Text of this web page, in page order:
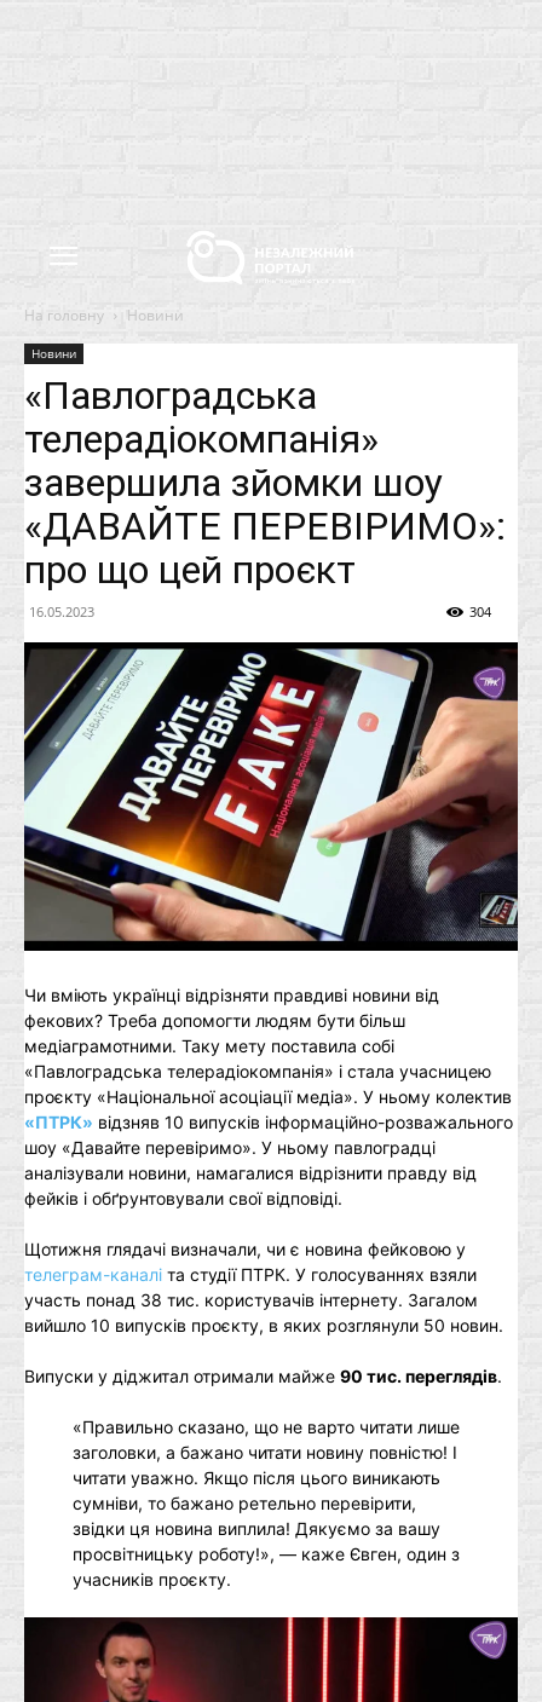
На головну Новини
Новини
«Павлоградська
телерадіокомпанія»
завершила зйомки шоу
«ДАВАЙТЕ ПЕРЕВІРИМО»:
про що цей проєкт
16.05.2023 304
Чи вміють українці відрізняти правдиві новини від
фекових? Треба допомогти людям бути більш
медіаграмотними. Таку мету поставила собі
«Павлоградська телерадіокомпанія» і стала учасницею
проєкту «Національної асоціації медіа». У ньому колектив
«ПТРК» відзняв 10 випусків інформаційно-розважального
шоу «Давайте перевіримо». У ньому павлоградці
аналізували новини, намагалися відрізнити правду від
фейків і обґрунтовували свої відповіді.
Щотижня глядачі визначали, чи є новина фейковою у
телеграм-каналі та студії ПТРК. У голосуваннях взяли
участь понад 38 тис. користувачів інтернету. Загалом
вийшло 10 випусків проєкту, в яких розглянули 50 новин.
Випуски у діджитал отримали майже 90 тис. переглядів.
«Правильно сказано, що не варто читати лише
заголовки, а бажано читати новину повністю! І
читати уважно. Якщо після цього виникають
сумніви, то бажано ретельно перевірити,
звідки ця новина виплила! Дякуємо за вашу
просвітницьку роботу!», — каже Євген, один з
учасників проєкту.